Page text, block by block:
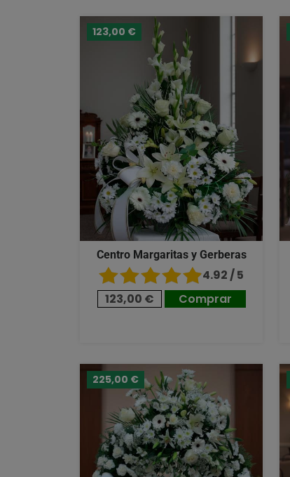
123,00 €
Centro Margaritas y Gerberas
4.92 / 5
123,00 €
Comprar
225,00 €